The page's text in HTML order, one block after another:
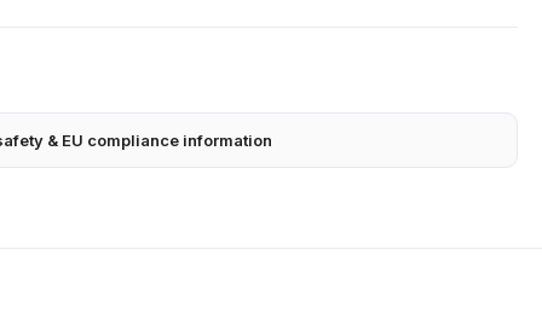
& EU compliance information